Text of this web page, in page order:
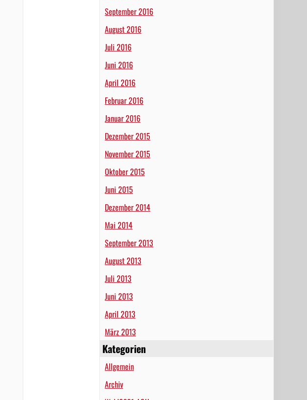
September 2016
August 2016
Juli 2016
Juni 2016
April 2016
Februar 2016
Januar 2016
Dezember 2015
November 2015
Oktober 2015
Juni 2015
Dezember 2014
Mai 2014
September 2013
August 2013
Juli 2013
Juni 2013
April 2013
März 2013
Kategorien
Allgemein
Archiv